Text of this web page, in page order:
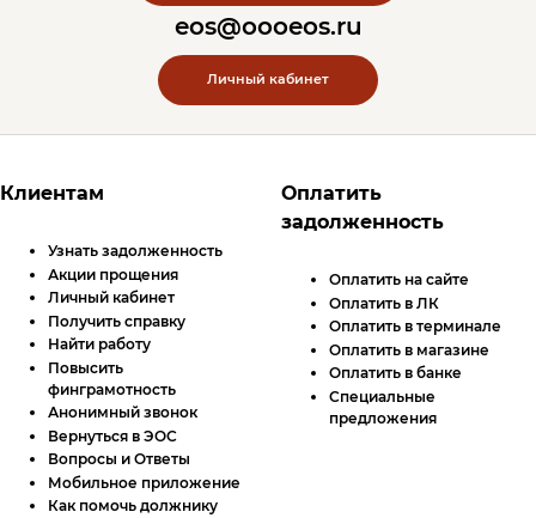
eos@oooeos.ru
Личный кабинет
Футер сайта
Клиентам
Узнать задолженность
Акции прощения
Личный кабинет
Получить справку
Найти работу
Повысить
финграмотность
Анонимный звонок
Вернуться в ЭОС
Вопросы и Ответы
Мобильное приложение
Как помочь должнику
Оплатить
задолженность
Оплатить на сайте
Оплатить вЛК
Оплатить в терминале
Оплатить в магазине
Оплатить в банке
Специальные
предложения